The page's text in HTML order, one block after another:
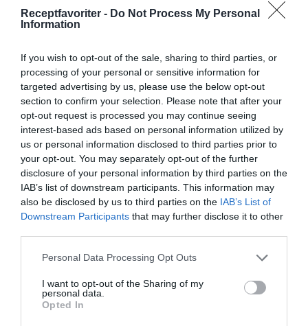
Receptfavoriter - Do Not Process My Personal
Information
If you wish to opt-out of the sale, sharing to third parties, or
processing of your personal or sensitive information for
targeted advertising by us, please use the below opt-out
section to confirm your selection. Please note that after your
opt-out request is processed you may continue seeing
interest-based ads based on personal information utilized by
us or personal information disclosed to third parties prior to
your opt-out. You may separately opt-out of the further
disclosure of your personal information by third parties on the
IAB’s list of downstream participants. This information may
also be disclosed by us to third parties on the IAB’s List of
Downstream Participants that may further disclose it to other
Personal Data Processing Opt Outs
I want to opt-out of the Sharing of my
personal data.
Opted In
Strimla isbergssalladen.
Hacka paprikan i småbitar.
Dela tomaterna.
Bred ett lager avokadoröra guacamole på ett
polarbröd och lägg sedan på ett lager
kycklingröra.
Bred en till polarbröd med guacamole och lägg
över den första.
Bred ut hälften av risblandningen samt
strimlad sallad och riven ost.
Toppa med några klickar av gräddfil.